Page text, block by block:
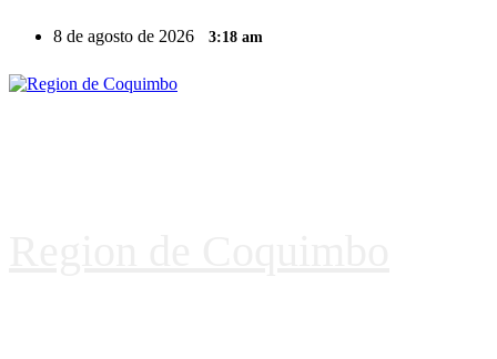
8 de agosto de 2026 3:18 am